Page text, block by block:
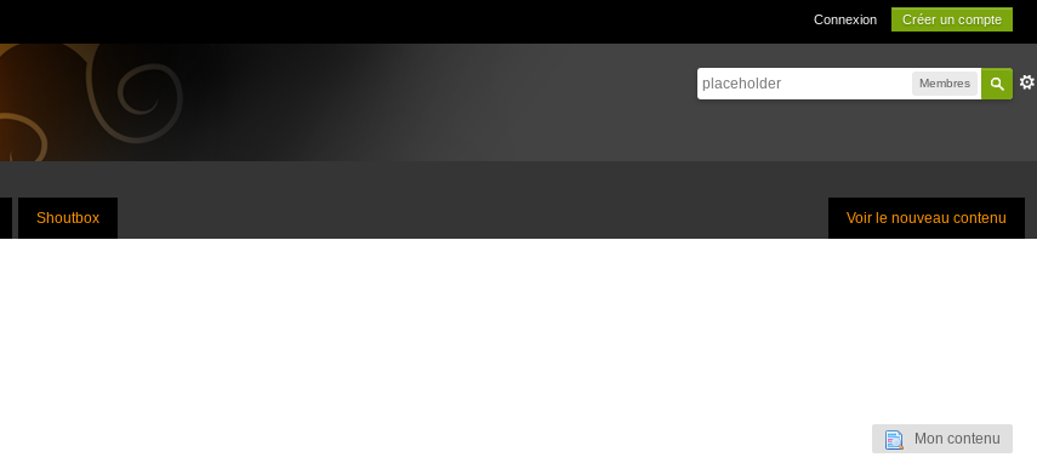
Connexion Créer un compte
Membres
Voir le nouveau contenu
Shoutbox
Mon contenu